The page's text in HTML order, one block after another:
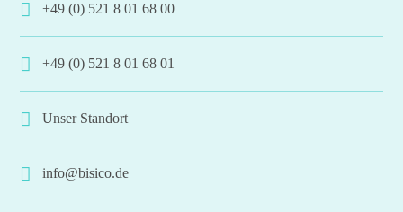
+49 (0) 521 8 01 68 00
+49 (0) 521 8 01 68 01
Unser Standort
info@bisico.de